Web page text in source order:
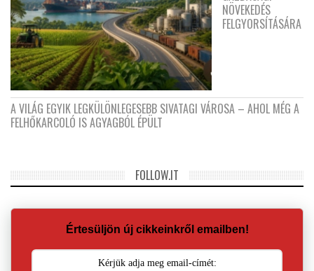
NÖVEKEDÉS
FELGYORSÍTÁSÁRA
A VILÁG EGYIK LEGKÜLÖNLEGESEBB SIVATAGI VÁROSA – AHOL MÉG A
FELHŐKARCOLÓ IS AGYAGBÓL ÉPÜLT
FOLLOW.IT
Értesüljön új cikkeinkről emailben!